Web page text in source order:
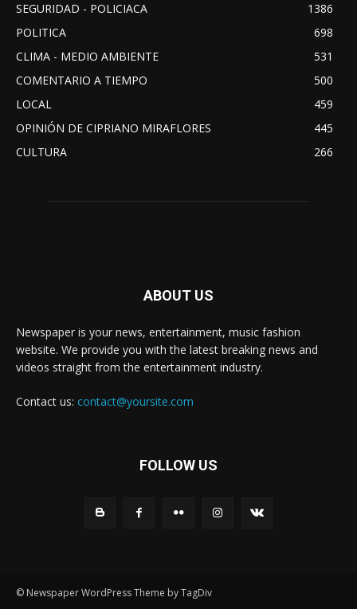
SEGURIDAD - POLICIACA
1386
POLITICA
698
CLIMA - MEDIO AMBIENTE
531
COMENTARIO A TIEMPO
500
LOCAL
459
OPINIÓN DE CIPRIANO MIRAFLORES
445
CULTURA
266
ABOUT US
Newspaper is your news, entertainment, music fashion
website. We provide you with the latest breaking news and
videos straight from the entertainment industry.
Contact us: contact@yoursite.com
FOLLOW US
© Newspaper WordPress Theme by TagDiv